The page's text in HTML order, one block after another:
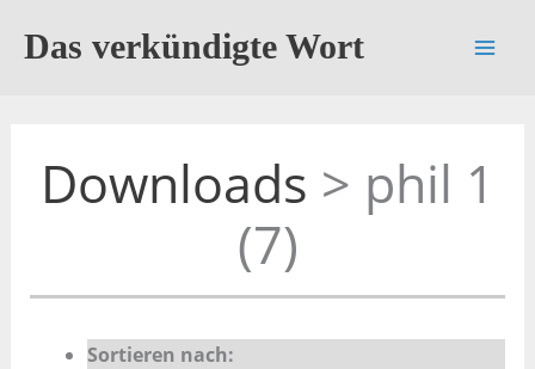
InhaltDas verkündigte Wort
Downloads > phil 1
(7)
Sortieren nach: